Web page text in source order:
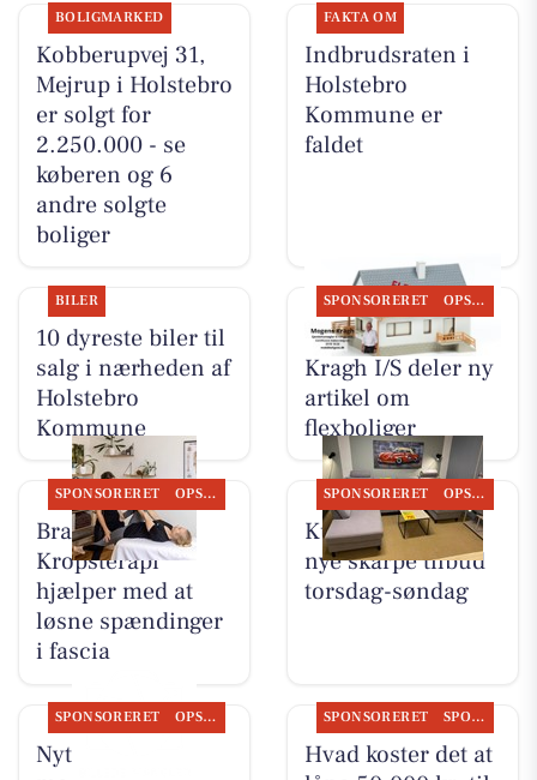
BOLIGMARKED
Kobberupvej 31,
Mejrup i Holstebro
er solgt for
2.250.000 - se
køberen og 6
andre solgte
boliger
FAKTA OM
Indbrudsraten i
Holstebro
Kommune er
faldet
BILER
10 dyreste biler til
salg i nærheden af
Holstebro
Kommune
SPONSORERET OPSLAGSTAVLEN
BoligOne Mogens
Kragh I/S deler ny
artikel om
flexboliger
SPONSORERET OPSLAGSTAVLEN
Brandsborgs
Kropsterapi
hjælper med at
løsne spændinger
i fascia
SPONSORERET OPSLAGSTAVLEN
Kumo Outlet har
nye skarpe tilbud
torsdag-søndag
SPONSORERET OPSLAGSTAVLEN
Nyt fra Møblér
SPONSORERET SPONSORERET INDHOLD
Hvad koster det at